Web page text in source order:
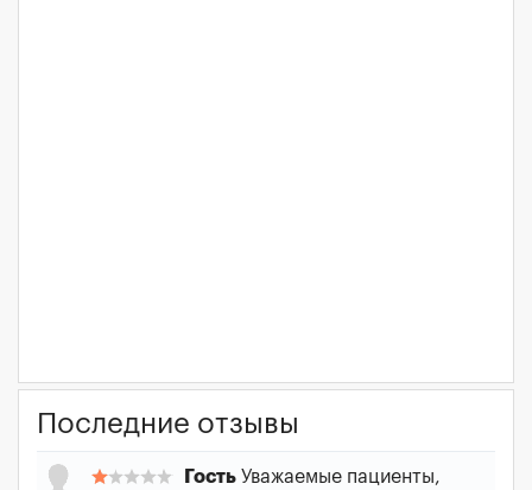
Последние отзывы
Гость Уважаемые пациенты,